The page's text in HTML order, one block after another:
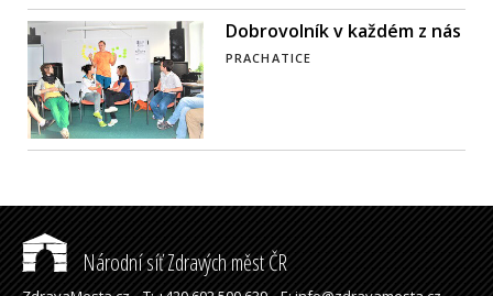
Dobrovolník v každém z nás
PRACHATICE
Národní síť Zdravých měst ČR